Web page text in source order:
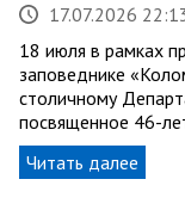
17.07.2026
18 июля в рамках
заповеднике
столичному
посвященное 46-
Читать далее